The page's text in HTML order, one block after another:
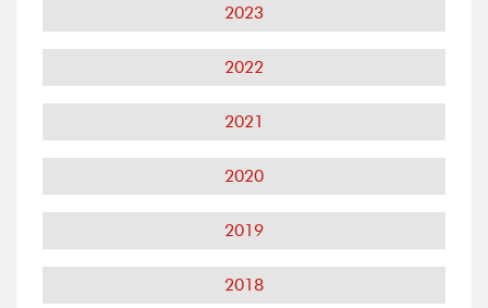
2023
2022
2021
2020
2019
2018